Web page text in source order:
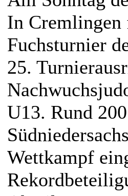
In
Fuchsturnier
25.
U13. Rund
Wettkampf